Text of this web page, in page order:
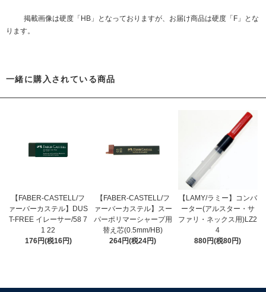
掲載画像は硬度「HB」となっておりますが、お届け商品は硬度「F」とな
ります。
一緒に購入されている商品
【FABER-CASTELL/フ
ァーバーカステル】DUS
T-FREE イレーサー/58 7
1 22
176円(税16円)
【FABER-CASTELL/フ
ァーバーカステル】スー
パーポリマーシャープ用
替え芯(0.5mm/HB)
264円(税24円)
【LAMY/ラミー】コンバ
ーター(アルスター・サ
ファリ・ネックス用)LZ2
4
880円(税80円)